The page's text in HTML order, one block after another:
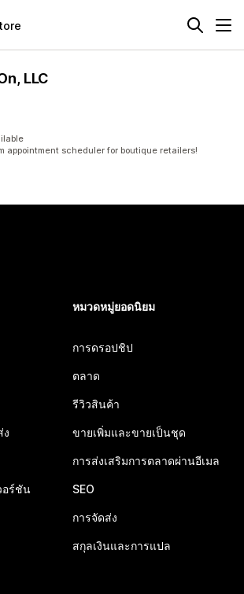
LLC
appointment scheduler for boutique retailers!
ง
อร์ชัน
หมวดหมู่ยอดนิยม
การดรอปชิป
ตลาด
รีวิวสินค้า
ขายเพิ่มและขายเป็นชุด
การส่งเสริมการตลาดผ่านอีเมล
SEO
การจัดส่ง
สกุลเงินและการแปล